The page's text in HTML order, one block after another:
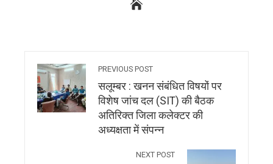
PREVIOUS POST
सलूम्बर : खनन संबंधित विषयों पर
विशेष जांच दल (SIT) की बैठक
अतिरिक्त जिला कलेक्टर की
अध्यक्षता में संपन्न
NEXT POST